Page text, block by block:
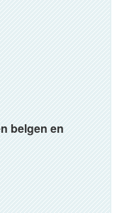
belgen en